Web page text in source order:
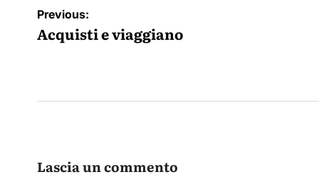
Navigazione
articoli
Previous:
Acquisti e viaggiano
Lascia un commento